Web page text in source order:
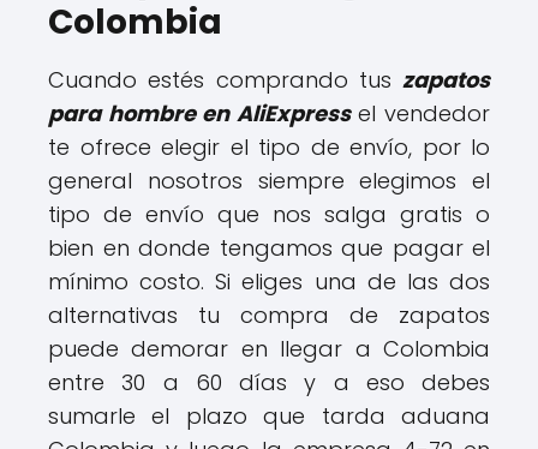
Colombia
Cuando estés comprando tus zapatos
para hombre en AliExpressel vendedor
te ofrece elegir el tipo de envío, por lo
general nosotros siempre elegimos el
tipo de envío que nos salga gratis o
bien en donde tengamos que pagar el
mínimo costo. Si eliges una de las dos
alternativas tu compra de zapatos
puede demorar en llegar a Colombia
entre 30 a 60 días y a eso debes
sumarle el plazo que tarda aduana